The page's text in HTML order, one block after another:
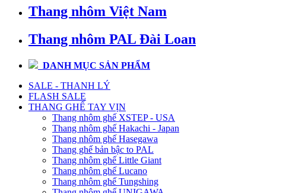
Thang nhôm Việt Nam
Thang nhôm PAL Đài Loan
DANH MỤC SẢN PHẨM
SALE - THANH LÝ
FLASH SALE
THANG GHẾ TAY VỊN
Thang nhôm ghế XSTEP - USA
Thang nhôm ghế Hakachi - Japan
Thang nhôm ghế Hasegawa
Thang ghế bản bậc to PAL
Thang nhôm ghế Little Giant
Thang nhôm ghế Lucano
Thang nhôm ghế Tungshing